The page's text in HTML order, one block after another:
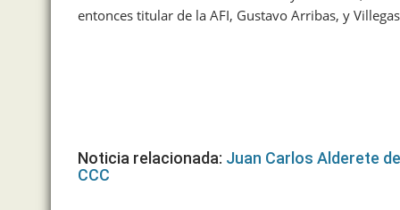
entonces titular de la AFI, Gustavo Arribas, y
Noticia relacionada: Juan Carlos Alderete
CCC